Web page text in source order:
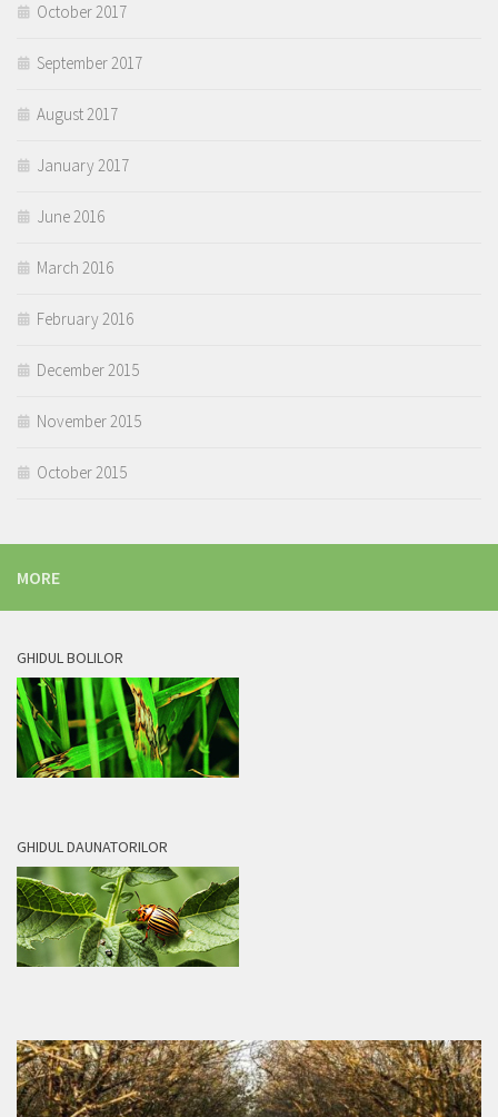
October 2017
September 2017
August 2017
January 2017
June 2016
March 2016
February 2016
December 2015
November 2015
October 2015
MORE
GHIDUL BOLILOR
GHIDUL DAUNATORILOR